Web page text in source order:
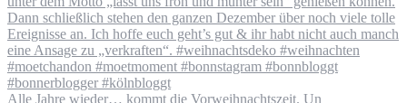
Alle Jahre wieder… kommt die Vorweihnachtszeit. Un